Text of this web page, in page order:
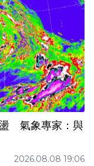
盪 氣象專家：與
2026.08.08 19:06